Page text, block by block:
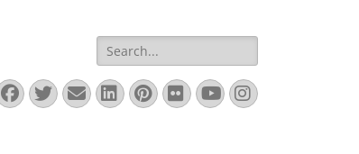
Buscar:
Facebook
Twitter
Correo
electrónico
LinkedIn
Pinterest
FlickrYouTube
Instagram